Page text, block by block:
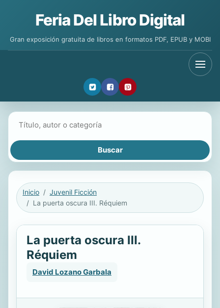
Feria Del Libro Digital
Gran exposición gratuita de libros en formatos PDF, EPUB y MOBI
Inicio
Juvenil Ficción
La puerta oscura III. Réquiem
La puerta oscura III.
Réquiem
David Lozano Garbala